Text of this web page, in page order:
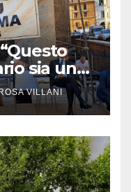
sia un
VILLANI